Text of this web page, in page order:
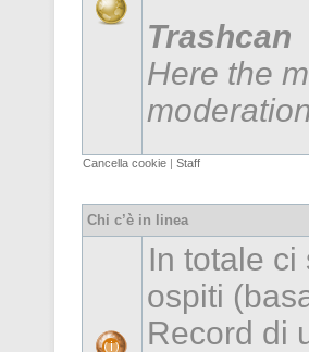
Trashcan
Here the
Cancella cookie | Staff
Chi c’è in linea
In totale ci
ospiti
Record di